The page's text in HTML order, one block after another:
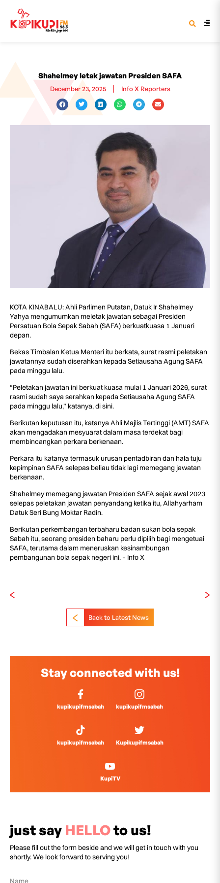
Shahelmey letak jawatan Presiden SAFA
December 23, 2025 Info X Reporters
KOTA KINABALU: Ahli Parlimen Putatan, Datuk Ir Shahelmey
Yahya mengumumkan meletak jawatan sebagai Presiden
Persatuan Bola Sepak Sabah (SAFA) berkuatkuasa 1 Januari
depan.
Bekas Timbalan Ketua Menteri itu berkata, surat rasmi peletakan
jawatannya sudah diserahkan kepada Setiausaha Agung SAFA
pada minggu lalu.
“Peletakan jawatan ini berkuat kuasa mulai 1 Januari 2026, surat
rasmi sudah saya serahkan kepada Setiausaha Agung SAFA
pada minggu lalu,” katanya, di sini.
Berikutan keputusan itu, katanya Ahli Majlis Tertinggi (AMT) SAFA
akan mengadakan mesyuarat dalam masa terdekat bagi
membincangkan perkara berkenaan.
Perkara itu katanya termasuk urusan pentadbiran dan hala tuju
kepimpinan SAFA selepas beliau tidak lagi memegang jawatan
berkenaan.
Shahelmey memegang jawatan Presiden SAFA sejak awal 2023
selepas peletakan jawatan penyandang ketika itu, Allahyarham
Datuk Seri Bung Moktar Radin.
Berikutan perkembangan terbaharu badan sukan bola sepak
Sabah itu, seorang presiden baharu perlu dipilih bagi mengetuai
SAFA, terutama dalam meneruskan kesinambungan
pembangunan bola sepak negeri ini. – Info X
Back to Latest News
Stay connected with us!
kupikupifmsabah kupikupifmsabah
kupikupifmsabah Kupikupifmsabah
KupiTV
just say HELLOto us!
Please fill out the form beside and we will get in touch with you
shortly. We look forward to serving you!